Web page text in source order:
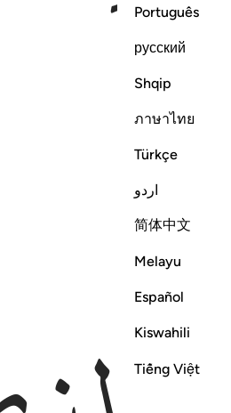
Português
русский
Shqip
ภาษาไทย
Türkçe
اردو
简体中文
Melayu
Español
Kiswahili
Tiếng Việt